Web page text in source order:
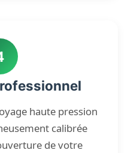
haute pression
calibrée
de votre